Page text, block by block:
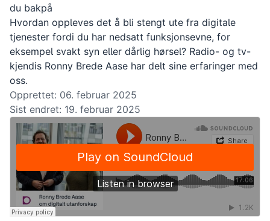
du bakpå
Hvordan oppleves det å bli stengt ute fra digitale
tjenester fordi du har nedsatt funksjonsevne, for
eksempel svakt syn eller dårlig hørsel? Radio- og tv-
kjendis Ronny Brede Aase har delt sine erfaringer med
oss.
Opprettet: 06. februar 2025
Sist endret: 19. februar 2025